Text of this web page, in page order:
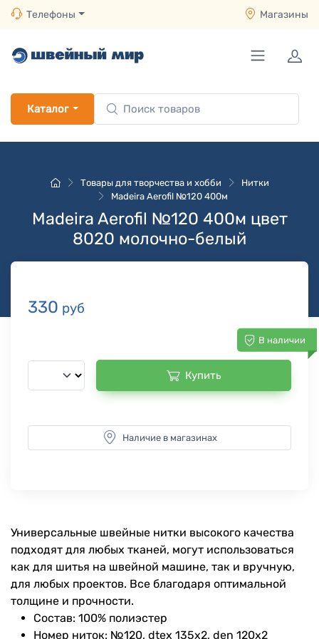
Телефоны Магазины
Каталог
Товары для творчества и хобби
Нитки
Madeira Aerofil №120 400м
Madeira Aerofil №120 400м цвет
8020 молочно-белый
330 руб
В наличии
Купить
Наличие в магазинах
Универсальные швейные нитки высокого качества
подходят для любых тканей, могут использоваться
как для шитья на швейной машине, так и вручную,
для любых проектов. Все благодаря оптимальной
толщине и прочности.
Состав: 100% полиэстер
Номер ниток: №120, dtex 135x2, den 120x2